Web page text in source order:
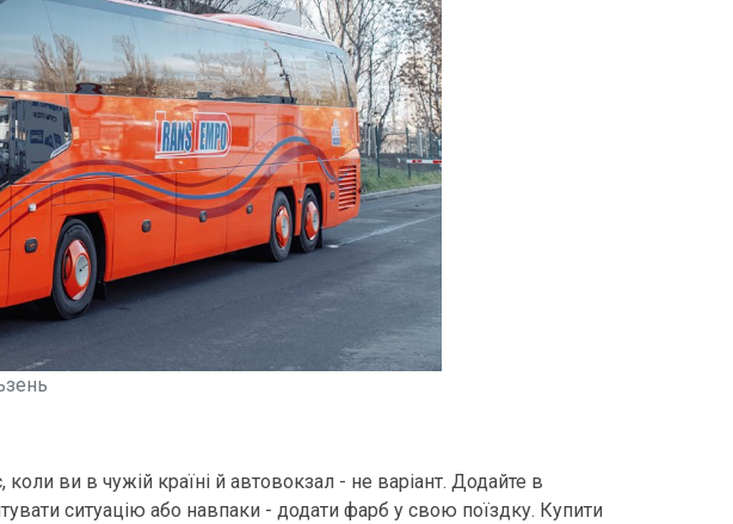
ви в чужій країні й автовокзал - не варіант. Додайте в
ситуацію або навпаки - додати фарб у свою поїздку. Купити